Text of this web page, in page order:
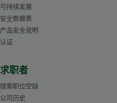
可持续发展
安全数据表
产品安全说明
认证
求职者
搜索职位空缺
公司历史